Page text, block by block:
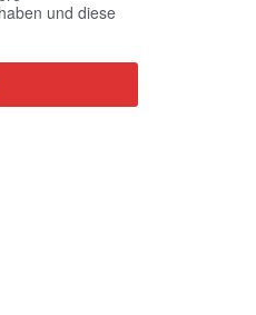
und diese